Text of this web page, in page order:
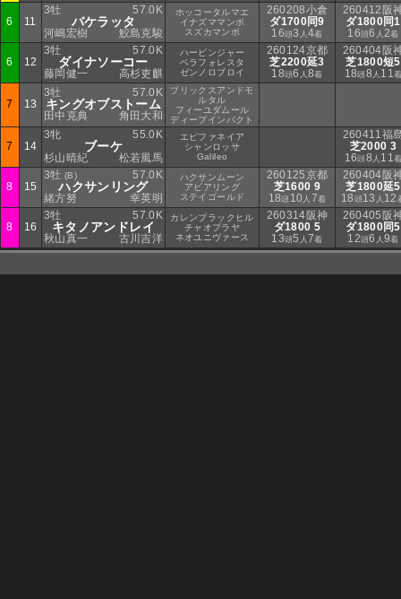
6 11
57.0K
3牡
バケラッタ
河嶋宏樹 鮫島克駿
ホッコータルマエ
イナズママンボ
スズカマンボ
260208小倉
ダ1700同9
16頭3 人4着
260412阪
ダ1800同1
16頭6 人2着
6 12
57.0K
3牡
ダイナソーコー
藤岡健一 高杉吏麒
ハービンジャー
ベラフォレスタ
ゼンノロブロイ
260124京都
芝2200延3
18頭6 人8着
260404阪
芝1800短5
18頭8 人 11
7 13
57.0K
3牡
キングオブストーム
田中克典 角田大和
ブリックスアンドモ
ルタル
フィーユダムール
ディープインパクト
7 14
55.0K
3牝
ブーケ
杉山晴紀 松若風馬
エピファネイア
シャンロッサ
Galileo
260411福
芝2000 3
16頭8 人 11
8 15
57.0K
3牡 (B)
ハクサンリング
緒方努 幸英明
ハクサンムーン
アピアリング
ステイゴールド
260125京都
芝1600 9
18頭 10 人 7着
260404阪
芝1800延5
18 頭13 人 12
8 16
57.0K
3牡
キタノアンドレイ
秋山真一 古川吉洋
カレンブラックヒル
チャオプラヤ
ネオユニヴァース
260314阪神
ダ1800 5
13頭5 人 7着
260405阪
ダ1800同5
12頭6 人9着